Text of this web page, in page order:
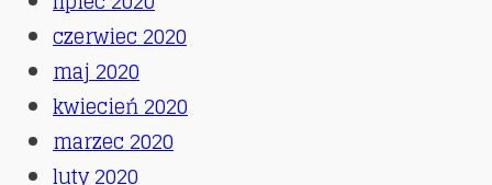
czerwiec 2020
maj 2020
kwiecień 2020
marzec 2020
luty 2020